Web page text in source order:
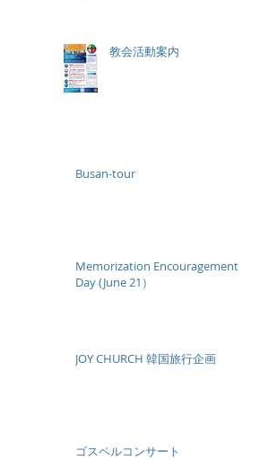
教会活動案内
Busan-tour
Memorization Encouragement
Day (June 21）
JOY CHURCH 韓国旅行企画
ゴスペルコンサート